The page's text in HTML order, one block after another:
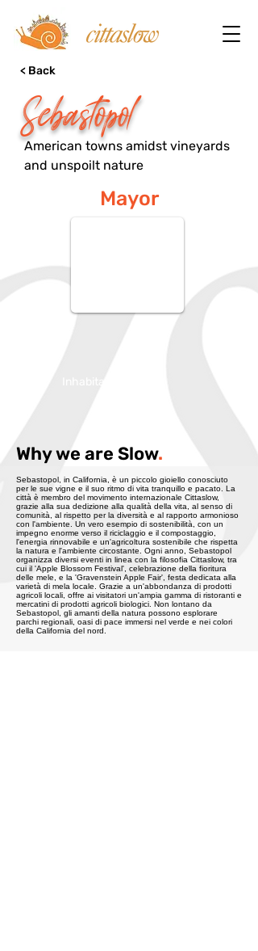
Sebastopol
< Back
American towns amidst vineyards
and unspoilt nature
Mayor
Why we are Slow.
Sebastopol, in California, è un piccolo gioiello conosciuto
per le sue vigne e il suo ritmo di vita tranquillo e pacato. La
città è membro del movimento internazionale Cittaslow,
grazie alla sua dedizione alla qualità della vita, al senso di
comunità, al rispetto per la diversità e al rapporto armonioso
con l'ambiente. Un vero esempio di sostenibilità, con un
impegno enorme verso il riciclaggio e il compostaggio,
l'energia rinnovabile e un'agricoltura sostenibile che rispetta
la natura e l'ambiente circostante. Ogni anno, Sebastopol
organizza diversi eventi in linea con la filosofia Cittaslow, tra
cui il 'Apple Blossom Festival', celebrazione della fioritura
delle mele, e la 'Gravenstein Apple Fair', festa dedicata alla
varietà di mela locale. Grazie a un'abbondanza di prodotti
agricoli locali, offre ai visitatori un'ampia gamma di ristoranti e
mercatini di prodotti agricoli biologici. Non lontano da
Sebastopol, gli amanti della natura possono esplorare
parchi regionali, oasi di pace immersi nel verde e nei colori
della California del nord.